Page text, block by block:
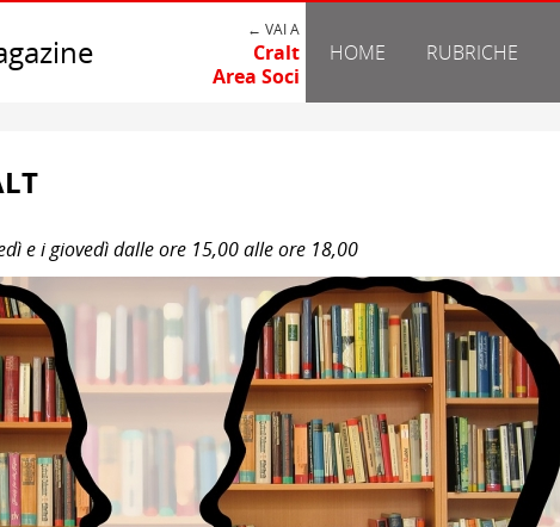
← VAI A
Cralt
Area Soci
HOME RUBRICHE
e i giovedì dalle ore 15,00 alle ore 18,00